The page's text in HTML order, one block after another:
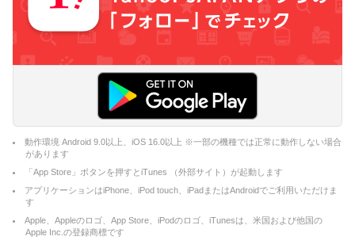
動作環境 Android 9.0以上、iOS 16.0以上 ※一部の機種では正常に動作しない場合
があります
「App Store」ボタンを押すとiTunes （外部サイト）が起動します
アプリケーションはiPhone、iPod touch、iPadまたはAndroidでご利用いただけま
す
Apple、Appleのロゴ、App Store、iPodのロゴ、iTunesは、米国および他国の
Apple Inc.の登録商標です